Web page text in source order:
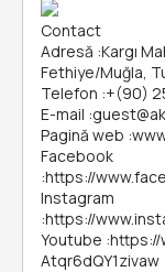
Contact
Adresă :Kargı
Fethiye/Muğla,
Telefon :+(90)
E-mail :
Pagină web :
Facebook
:https://
Instagram
:https://
Youtube :https://
Atqr6dQY1zivaw